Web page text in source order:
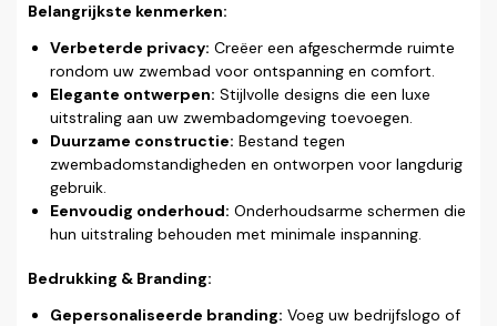
Belangrijkste kenmerken:
Verbeterde privacy: Creëer een afgeschermde ruimte
rondom uw zwembad voor ontspanning en comfort.
Elegante ontwerpen: Stijlvolle designs die een luxe
uitstraling aan uw zwembadomgeving toevoegen.
Duurzame constructie: Bestand tegen
zwembadomstandigheden en ontworpen voor langdurig
gebruik.
Eenvoudig onderhoud: Onderhoudsarme schermen die
hun uitstraling behouden met minimale inspanning.
Bedrukking & Branding:
Gepersonaliseerde branding: Voeg uw bedrijfslogo of